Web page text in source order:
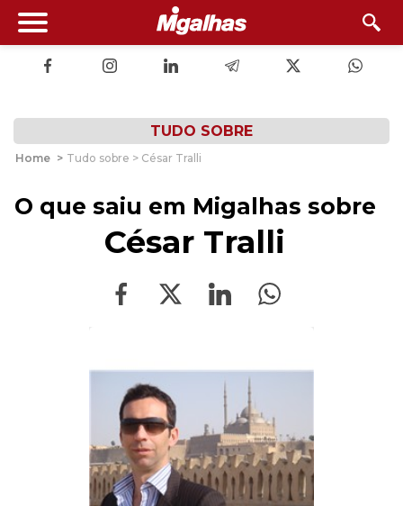
TUDO SOBRE
Home > Tudo sobre > César Tralli
O que saiu em Migalhas sobre
César Tralli